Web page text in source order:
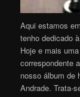
Aqui estamos
tenho dedicado
Hoje e mais
correspondente
nosso álbum de
Andrade. Trata-